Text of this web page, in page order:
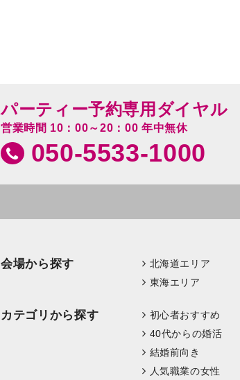
パーティー予約専用ダイヤル
営業時間 10：00～20：00 年中無休
050-5533-1000
会場から探す 北海道エリア
東海エリア
カテゴリから探す 初心者おすすめ
40代からの婚活
結婚前向き
人気職業の女性